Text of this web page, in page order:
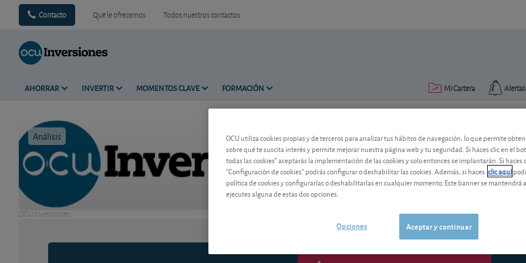
Contacto Qué le ofrecemos Todos nuestros contactos
AHORRAR INVERTIR MOMENTOS CLAVE FORMACIÓN Alertas
Mi Cartera
Análisis Tiempo de lectura: 6 min.
OCU Inversiones
Clima bursátil: el poder de la
Ante los temores de deflación en
OCU utiliza cookies propias y de terceros para analizar tus hábitos de navegación, lo que permite
sobre qué te suscita interés y permite mejorar nuestra página web y tu seguridad. Si haces clic en el
todas las cookies" aceptarás la implementación de las cookies y solo entonces se implantarán. Si haces
"Configuración de cookies" podrás configurar o deshabilitar las cookies. Además, si haces clic aquí
política de cookies y configurarlas o deshabilitarlas en cualquier momento. Este banner se mantendrá
ejecutes alguna de estas dos opciones.
Aceptar y continuar
Opciones